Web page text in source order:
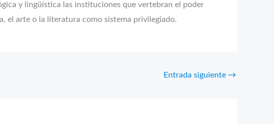
y lingüística las instituciones que vertebran el poder
el arte o la literatura como sistema privilegiado.
Entrada siguiente →